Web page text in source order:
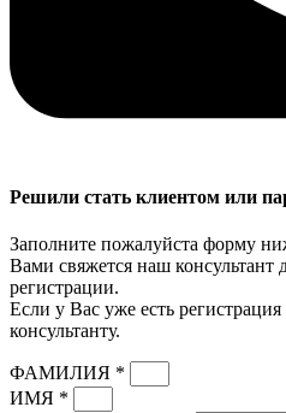
Решили стать клиентом или
Заполните пожалуйста форму
Вами свяжется наш консультант
регистрации.
Если у Вас уже есть
консультанту.
ФАМИЛИЯ *
ИМЯ *